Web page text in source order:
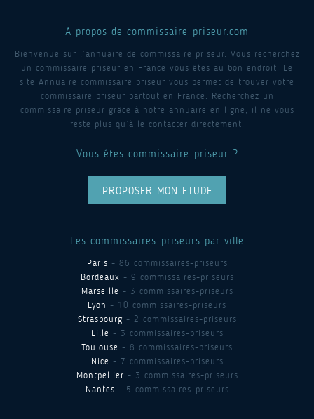
A propos de commissaire-priseur.com
Bienvenue sur l’annuaire de commissaire priseur. Vous recherchez
un commissaire priseur en France vous êtes au bon endroit. Le
site Annuaire commissaire priseur vous permet de trouver votre
commissaire priseur partout en France. Recherchez un
commissaire priseur grâce à notre annuaire en ligne, il ne vous
reste plus qu’à le contacter directement.
Vous êtes commissaire-priseur ?
PROPOSER MON ETUDE
Les commissaires-priseurs par ville
Paris - 86 commissaires-priseurs
Bordeaux - 9 commissaires-priseurs
Marseille - 3 commissaires-priseurs
Lyon - 10 commissaires-priseurs
Strasbourg - 2 commissaires-priseurs
Lille - 3 commissaires-priseurs
Toulouse - 8 commissaires-priseurs
Nice - 7 commissaires-priseurs
Montpellier - 3 commissaires-priseurs
Nantes - 5 commissaires-priseurs